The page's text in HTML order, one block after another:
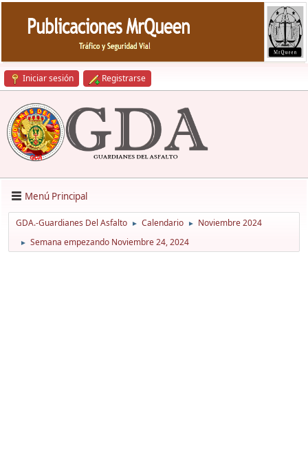
Iniciar sesión Registrarse
Menú Principal
GDA.-Guardianes Del Asfalto ► Calendario ► Noviembre 2024
► Semana empezando Noviembre 24, 2024